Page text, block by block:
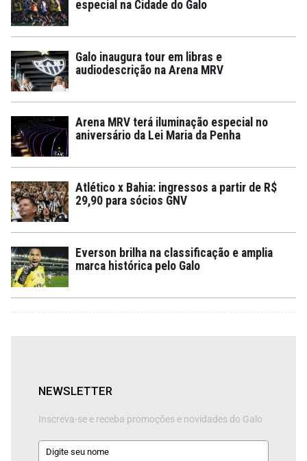
especial na Cidade do Galo
Galo inaugura tour em libras e
audiodescrição na Arena MRV
Arena MRV terá iluminação especial no
aniversário da Lei Maria da Penha
Atlético x Bahia: ingressos a partir de R$
29,90 para sócios GNV
Everson brilha na classificação e amplia
marca histórica pelo Galo
NEWSLETTER
Inscreva-se e receba promoções e novidades do Galo